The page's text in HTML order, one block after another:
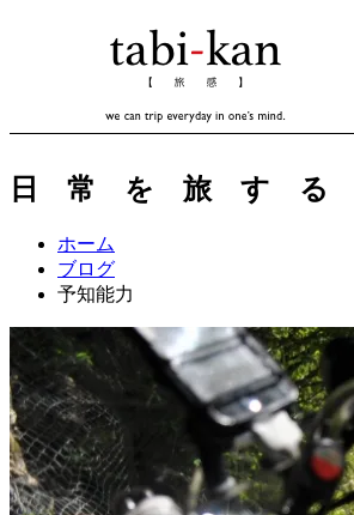
日 常 を 旅 す る
ホーム
ブログ
予知能力